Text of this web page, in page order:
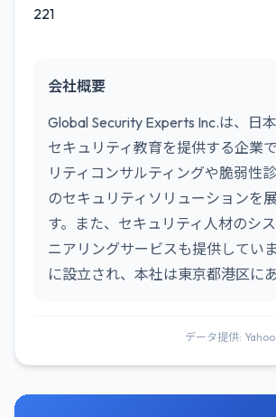
221
会社概要
Global Security Experts Inc.は、日
セキュリティ教育を提供する企業
リティコンサルティングや脆弱性
のセキュリティソリューションを
す。また、セキュリティ人材のシ
ニアリングサービスも提供してい
に設立され、本社は東京都港区にあ
データ提供: